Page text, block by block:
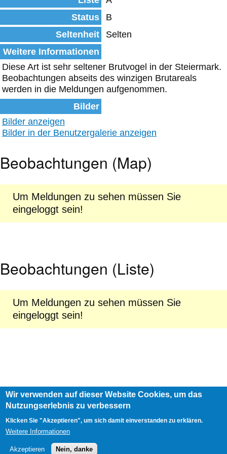
Status
B
Seltenheit
Selten
Weitere Informationen
Diese Art ist sehr seltener Brutvogel in der Steiermark.
Beobachtungen abseits des winzigen Brutareals
werden in die Meldungen aufgenommen.
Bilder
Bilder anzeigen
Bilder in der Benutzergalerie anzeigen
Beobachtungen (Map)
Um Meldungen zu sehen müssen Sie
eingeloggt sein!
Beobachtungen (Liste)
Um Meldungen zu sehen müssen Sie
eingeloggt sein!
Footer
menu
AGB Impressum Links
User
account
Anmelden
Wir verwenden auf dieser Website Cookies, um das
Nutzungserlebnis zu verbessern
Klicken Sie "Akzeptieren", um sich damit einverstanden zu erklären.
Weitere Informationen
Akzeptieren Nein, danke